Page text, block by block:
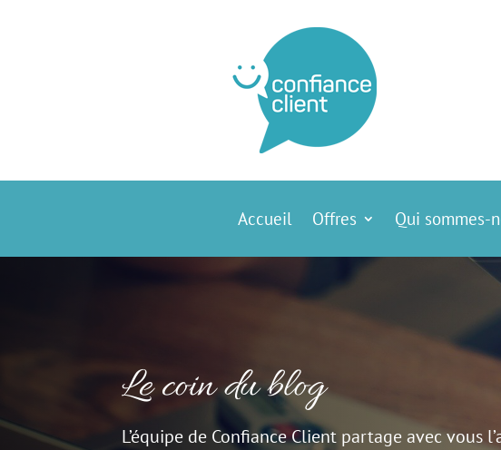
Accueil Offres Qui sommes-
Le coin du blog
L’équipe de Confiance Client partage avec vous